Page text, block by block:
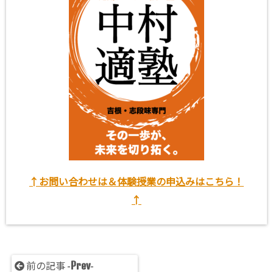
↑お問い合わせは＆体験授業の申込みはこちら！
↑
前の記事 -Prev-